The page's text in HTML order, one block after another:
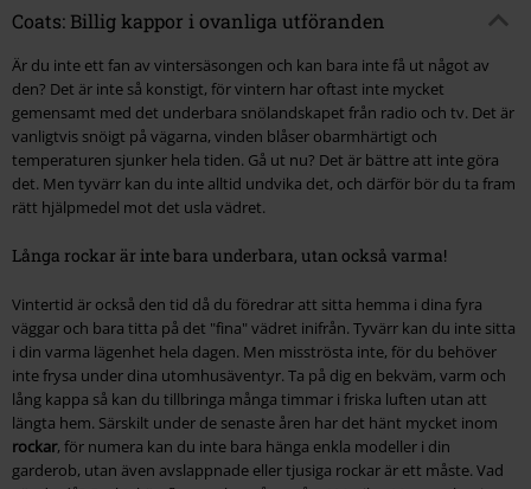
Coats: Billig kappor i ovanliga utföranden
Är du inte ett fan av vintersäsongen och kan bara inte få ut något av
den? Det är inte så konstigt, för vintern har oftast inte mycket
gemensamt med det underbara snölandskapet från radio och tv. Det är
vanligtvis snöigt på vägarna, vinden blåser obarmhärtigt och
temperaturen sjunker hela tiden. Gå ut nu? Det är bättre att inte göra
det. Men tyvärr kan du inte alltid undvika det, och därför bör du ta fram
rätt hjälpmedel mot det usla vädret.
Långa rockar är inte bara underbara, utan också varma!
Vintertid är också den tid då du föredrar att sitta hemma i dina fyra
väggar och bara titta på det "fina" vädret inifrån. Tyvärr kan du inte sitta
i din varma lägenhet hela dagen. Men misströsta inte, för du behöver
inte frysa under dina utomhusäventyr. Ta på dig en bekväm, varm och
lång kappa så kan du tillbringa många timmar i friska luften utan att
längta hem. Särskilt under de senaste åren har det hänt mycket inom
rockar, för numera kan du inte bara hänga enkla modeller i din
garderob, utan även avslappnade eller tjusiga rockar är ett måste. Vad